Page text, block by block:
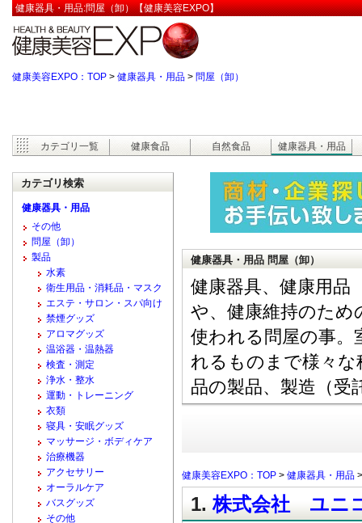
健康器具・用品:問屋（卸）【健康美容EXPO】
健康美容EXPO：TOP > 健康器具・用品 > 問屋（卸）
カテゴリ一覧 健康食品 自然食品 健康器具・用品
健康器具・用品 問屋（卸）
健康器具、健康用
や、健康維持のため
使われる問屋の事。
れるものまで様々な
品の製品、製造（受
健康美容EXPO：TOP > 健康器具・用品
1.株式会社 ユニ
カテゴリ検索
健康器具・用品
その他
問屋（卸）
製品
水素
衛生用品・消耗品・マスク
エステ・サロン・スパ向け
禁煙グッズ
アロマグッズ
温浴器・温熱器
検査・測定
浄水・整水
運動・トレーニング
衣類
寝具・安眠グッズ
マッサージ・ボディケア
治療機器
アクセサリー
オーラルケア
バスグッズ
その他